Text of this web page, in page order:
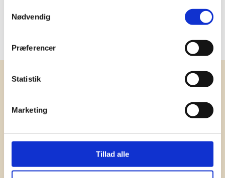
Nødvendig
Præferencer
Statistik
Marketing
Tillad alle
288U, Reflex Blue C, 426C,
7466U, 7481U, 120U, 2077U,
Få vores nyhedsbrev med
information om tilbud, nye varer og
har ydet god personlig service til en
konkurrencedygtig pris siden 1991.